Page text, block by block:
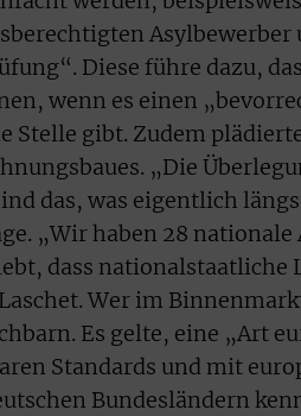
Asylbewerber
Diese führe dazu,
wenn es einen
Stelle gibt. Zudem
„Die
das, was eigentlich
„Wir haben 28
dass nationalstaatliche
Wer im
Es gelte, eine „Art
Standards und mit
Bundesländern